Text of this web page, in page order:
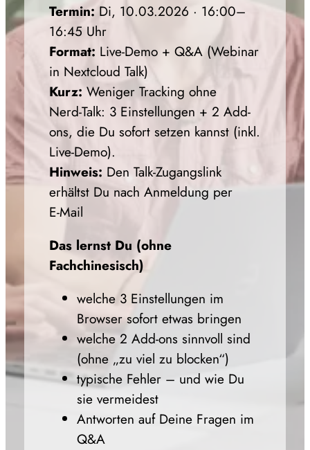
Termin: Di, 10.03.2026 · 16:00–
16:45 Uhr
Format: Live‑Demo + Q&A (Webinar
in Nextcloud Talk)
Kurz: Weniger Tracking ohne
Nerd‑Talk: 3 Einstellungen + 2 Add-
ons, die Du sofort setzen kannst (inkl.
Live‑Demo).
Hinweis: Den Talk‑Zugangslink
erhältst Du nach Anmeldung per
E‑Mail
Das lernst Du (ohne
Fachchinesisch)
welche 3 Einstellungen im
Browser sofort etwas bringen
welche 2 Add-ons sinnvoll sind
(ohne „zu viel zu blocken“)
typische Fehler – und wie Du
sie vermeidest
Antworten auf Deine Fragen im
Q&A